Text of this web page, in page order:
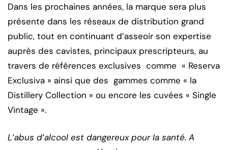
Dans les prochaines années, la marque sera plus
présente dans les réseaux de distribution grand
public, tout en continuant d’asseoir son expertise
auprès des cavistes, principaux prescripteurs, au
travers de références exclusives comme « Reserva
Exclusiva » ainsi que des gammes comme « la
Distillery Collection » ou encore les cuvées « Single
Vintage ».
L’abus d’alcool est dangereux pour la santé. A